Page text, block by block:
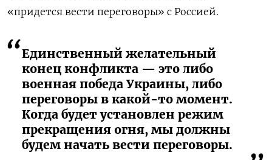
«придется вести переговоры» с Россией.
Единственный желательный
конец конфликта — это либо
военная победа Украины, либо
переговоры в какой-то момент.
Когда будет установлен режим
прекращения огня, мы должны
будем начать вести переговоры.